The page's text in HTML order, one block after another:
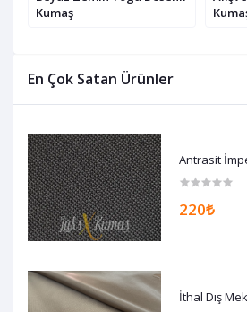
En Çok Satan Ürünler
Antrasit
220₺
İthal Dış
Kumaş